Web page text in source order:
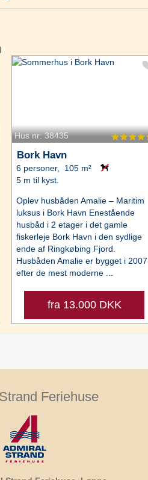
Hus nr: 38435
Bork Havn
6 personer, 105 m²
5 m til kyst.
Oplev husbåden Amalie – Maritim
luksus i Bork Havn Enestående
husbåd i 2 etager i det gamle
fiskerleje Bork Havn i den sydlige
ende af Ringkøbing Fjord.
Husbåden Amalie er bygget i 2007
efter de mest moderne ...
fra 13.000 DKK
Feriehuse